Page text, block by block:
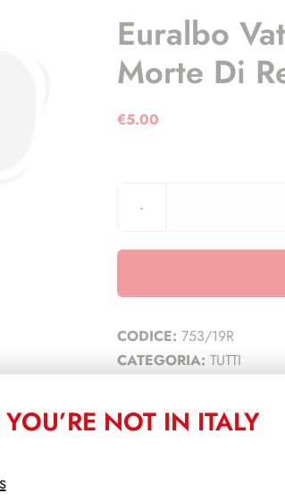
Euralbo
Morte Di
€5.00
CODICE: 753/19R
CATEGORIA: TUTTI
NOT IN ITALY